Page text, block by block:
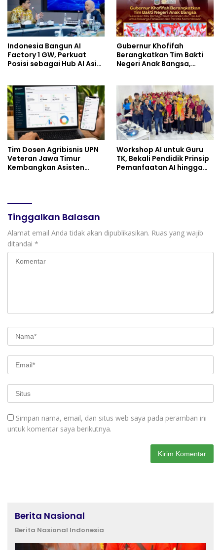
Indonesia Bangun AI
Factory 1 GW, Perkuat
Posisi sebagai Hub AI Asia
Gubernur Khofifah
Berangkatkan Tim Bakti
Negeri Anak Bangsa,
dan Perintis Kemerdekaan
Tim Dosen Agribisnis UPN
Veteran Jawa Timur
Kembangkan Asisten
Workshop AI untuk Guru
TK, Bekali Pendidik Prinsip
Pemanfaatan AI hingga
Tinggalkan Balasan
Alamat email Anda tidak akan dipublikasikan. Ruas yang wajib
ditandai *
Simpan nama, email, dan situs web saya pada peramban ini
untuk komentar saya berikutnya.
Berita Nasional
Berita Nasional Indonesia